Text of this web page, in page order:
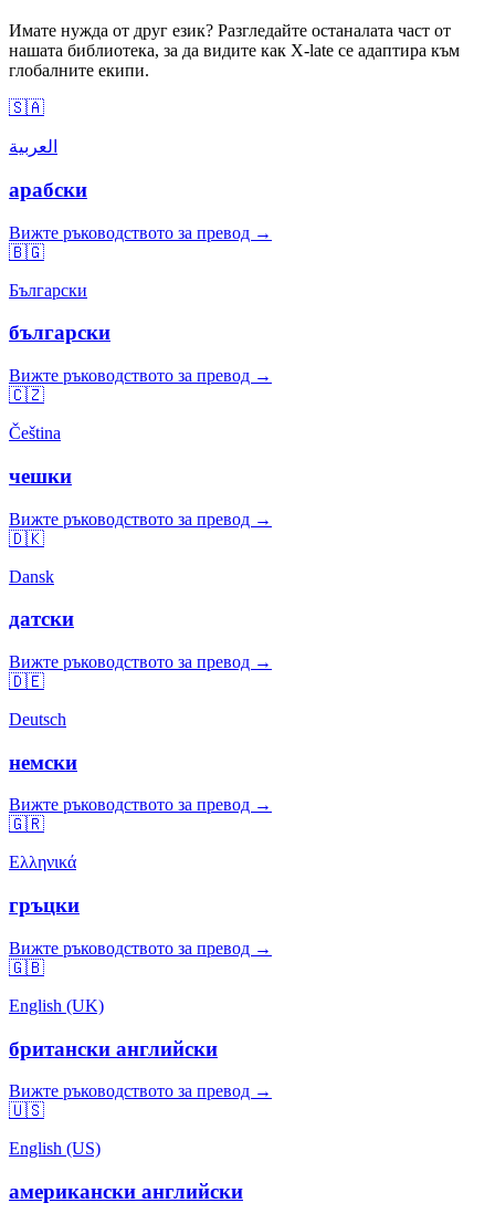
Имате нужда от друг език? Разгледайте останалата част от
нашата библиотека, за да видите как X-late се адаптира към
глобалните екипи.
🇸🇦
العربية
арабски
Вижте ръководството за превод →
🇧🇬
Български
български
Вижте ръководството за превод →
🇨🇿
Čeština
чешки
Вижте ръководството за превод →
🇩🇰
Dansk
датски
Вижте ръководството за превод →
🇩🇪
Deutsch
немски
Вижте ръководството за превод →
🇬🇷
Ελληνικά
гръцки
Вижте ръководството за превод →
🇬🇧
English (UK)
британски английски
Вижте ръководството за превод →
🇺🇸
English (US)
американски английски